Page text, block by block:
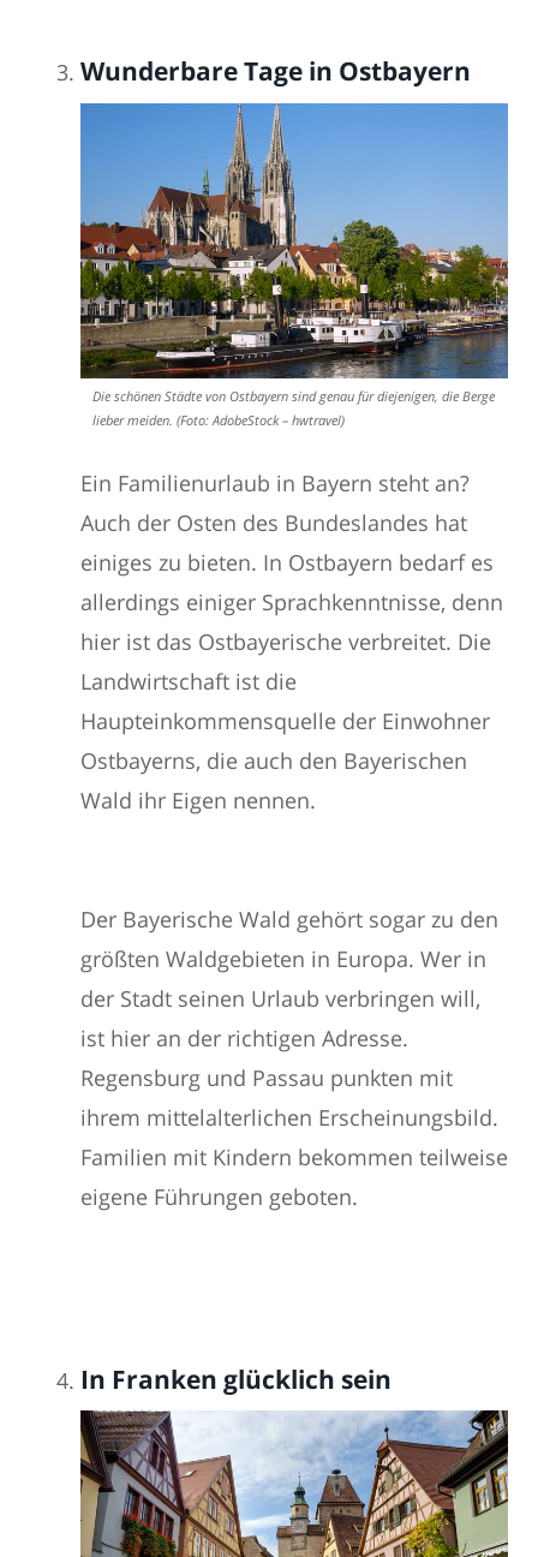
Wunderbare Tage in Ostbayern
Die schönen Städte von Ostbayern sind genau für diejenigen, die Berge
lieber meiden. (Foto: AdobeStock – hwtravel)
Ein Familienurlaub in Bayern steht an?
Auch der Osten des Bundeslandes hat
einiges zu bieten. In Ostbayern bedarf es
allerdings einiger Sprachkenntnisse, denn
hier ist das Ostbayerische verbreitet. Die
Landwirtschaft ist die
Haupteinkommensquelle der Einwohner
Ostbayerns, die auch den Bayerischen
Wald ihr Eigen nennen.
Der Bayerische Wald gehört sogar zu den
größten Waldgebieten in Europa. Wer in
der Stadt seinen Urlaub verbringen will,
ist hier an der richtigen Adresse.
Regensburg und Passau punkten mit
ihrem mittelalterlichen Erscheinungsbild.
Familien mit Kindern bekommen teilweise
eigene Führungen geboten.
In Franken glücklich sein